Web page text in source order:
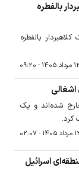
بالفطره
بالفطره
- 09:20
اشغالی خارج شده‌اند و یک
کرد.
- 02:07
اسرائیل